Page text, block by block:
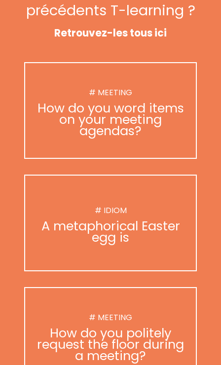
précédents T-learning ?
Retrouvez-les tous ici
# MEETING
How do you word items
on your meeting
agendas?
# IDIOM
A metaphorical Easter
egg is
# MEETING
How do you politely
request the floor during
a meeting?